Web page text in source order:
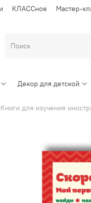
КЛАССное Мастер-
Декор для детской
Книги для изучения